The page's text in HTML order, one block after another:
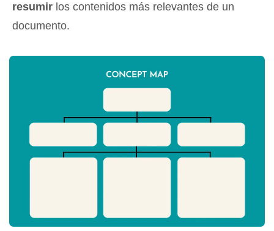
resumir los contenidos más relevantes de un
documento.